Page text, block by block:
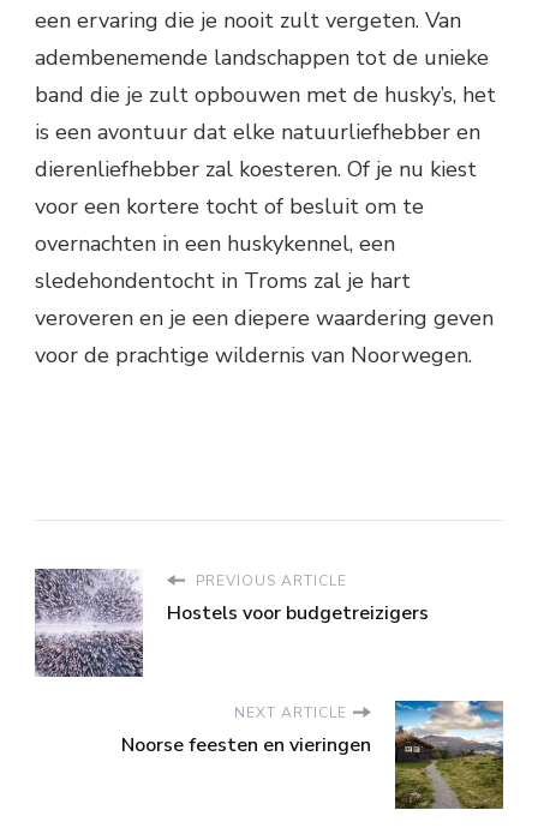
een ervaring die je nooit zult vergeten. Van
adembenemende landschappen tot de unieke
band die je zult opbouwen met de husky’s, het
is een avontuur dat elke natuurliefhebber en
dierenliefhebber zal koesteren. Of je nu kiest
voor een kortere tocht of besluit om te
overnachten in een huskykennel, een
sledehondentocht in Troms zal je hart
veroveren en je een diepere waardering geven
voor de prachtige wildernis van Noorwegen.
PREVIOUS ARTICLE
Hostels voor budgetreizigers
NEXT ARTICLE
Noorse feesten en vieringen